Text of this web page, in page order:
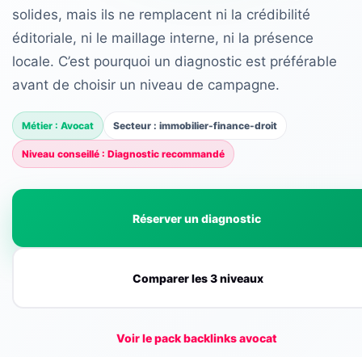
solides, mais ils ne remplacent ni la crédibilité
éditoriale, ni le maillage interne, ni la présence
locale. C’est pourquoi un diagnostic est préférable
avant de choisir un niveau de campagne.
Métier : Avocat Secteur : immobilier-finance-droit
Niveau conseillé : Diagnostic recommandé
Réserver un diagnostic
Comparer les 3 niveaux
Voir le pack backlinks avocat